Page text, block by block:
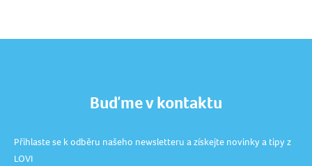
Buďme v kontaktu
Přihlaste se k odběru našeho newsletteru a získejte novinky a tipy z
LOVI